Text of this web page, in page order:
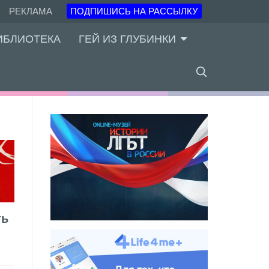
РЕКЛАМА ПОДПИШИСЬ НА РАССЫЛКУ
ГЕЙ ИЗ ГЛУБИНКИ